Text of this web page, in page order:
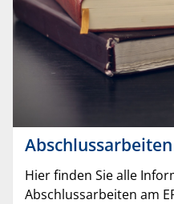
Abschlussarbeiten
Hier finden Sie alle
Abschlussarbeiten am